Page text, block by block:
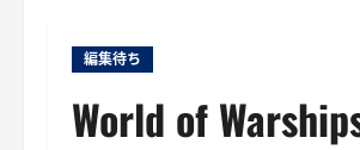
編集待ち
World of